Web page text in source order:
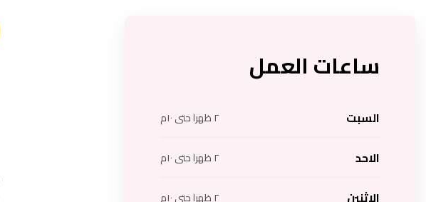
ساعات العمل
السبت ٢ ظهرا حتى ١٠م
الاحد ٢ ظهرا حتى ١٠م
الاثنين ٢ ظهرا حتى ١٠م